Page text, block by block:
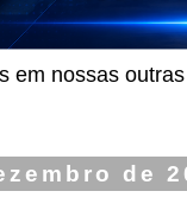
em nossas
de